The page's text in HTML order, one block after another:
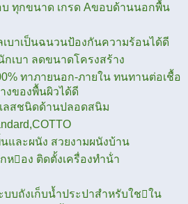
บ ทุกขนาด เกรด Aขอบด้านนอกพื้น
บาเป็นฉนวนป้องกันความร้อนได้ดี
เบา ลดขนาดโครงสร้าง
ทาภายนอก-ภายใน ทนทานต่อเชื้อ
งของพื้นผิวได้ดี
ลสชนิดด้านปลอดสนิม
และผนัง สวยงามผนังบ้าน
หอง ติดตั้งเครื่องทําน้ํา
บถังเก็บน้ำประปาสําหรับใชใน